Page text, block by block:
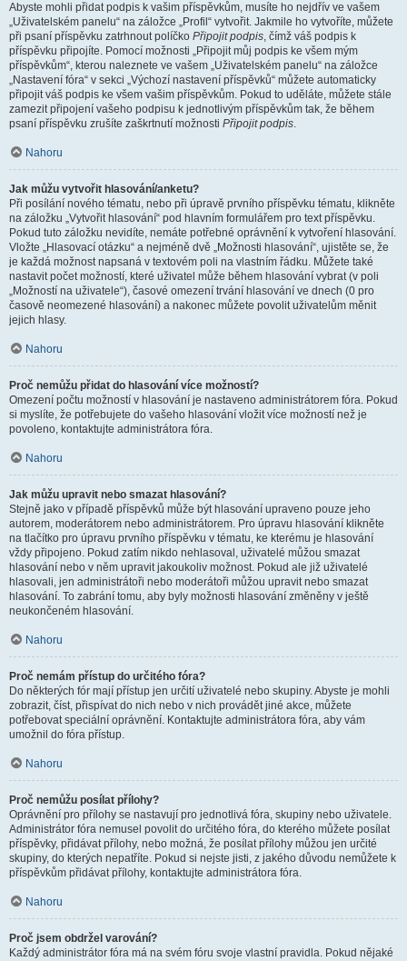
Abyste mohli přidat podpis k vašim příspěvkům, musíte ho nejdřív ve vašem
„Uživatelském panelu“ na záložce „Profil“ vytvořit. Jakmile ho vytvoříte, můžete
při psaní příspěvku zatrhnout políčko Připojit podpis, čímž váš podpis k
příspěvku připojíte. Pomocí možnosti „Připojit můj podpis ke všem mým
příspěvkům“, kterou naleznete ve vašem „Uživatelském panelu“ na záložce
„Nastavení fóra“ v sekci „Výchozí nastavení příspěvků“ můžete automaticky
připojit váš podpis ke všem vašim příspěvkům. Pokud to uděláte, můžete stále
zamezit připojení vašeho podpisu k jednotlivým příspěvkům tak, že během
psaní příspěvku zrušíte zaškrtnutí možnosti Připojit podpis.
Nahoru
Jak můžu vytvořit hlasování/anketu?
Při posílání nového tématu, nebo při úpravě prvního příspěvku tématu, klikněte
na záložku „Vytvořit hlasování“ pod hlavním formulářem pro text příspěvku.
Pokud tuto záložku nevidíte, nemáte potřebné oprávnění k vytvoření hlasování.
Vložte „Hlasovací otázku“ a nejméně dvě „Možnosti hlasování“, ujistěte se, že
je každá možnost napsaná v textovém poli na vlastním řádku. Můžete také
nastavit počet možností, které uživatel může během hlasování vybrat (v poli
„Možností na uživatele“), časové omezení trvání hlasování ve dnech (0 pro
časově neomezené hlasování) a nakonec můžete povolit uživatelům měnit
jejich hlasy.
Nahoru
Proč nemůžu přidat do hlasování více možností?
Omezení počtu možností v hlasování je nastaveno administrátorem fóra. Pokud
si myslíte, že potřebujete do vašeho hlasování vložit více možností než je
povoleno, kontaktujte administrátora fóra.
Nahoru
Jak můžu upravit nebo smazat hlasování?
Stejně jako v případě příspěvků může být hlasování upraveno pouze jeho
autorem, moderátorem nebo administrátorem. Pro úpravu hlasování klikněte
na tlačítko pro úpravu prvního příspěvku v tématu, ke kterému je hlasování
vždy připojeno. Pokud zatím nikdo nehlasoval, uživatelé můžou smazat
hlasování nebo v něm upravit jakoukoliv možnost. Pokud ale již uživatelé
hlasovali, jen administrátoři nebo moderátoři můžou upravit nebo smazat
hlasování. To zabrání tomu, aby byly možnosti hlasování změněny v ještě
neukončeném hlasování.
Nahoru
Proč nemám přístup do určitého fóra?
Do některých fór mají přístup jen určití uživatelé nebo skupiny. Abyste je mohli
zobrazit, číst, přispívat do nich nebo v nich provádět jiné akce, můžete
potřebovat speciální oprávnění. Kontaktujte administrátora fóra, aby vám
umožnil do fóra přístup.
Nahoru
Proč nemůžu posílat přílohy?
Oprávnění pro přílohy se nastavují pro jednotlivá fóra, skupiny nebo uživatele.
Administrátor fóra nemusel povolit do určitého fóra, do kterého můžete posílat
příspěvky, přidávat přílohy, nebo možná, že posílat přílohy můžou jen určité
skupiny, do kterých nepatříte. Pokud si nejste jisti, z jakého důvodu nemůžete k
příspěvkům přidávat přílohy, kontaktujte administrátora fóra.
Nahoru
Proč jsem obdržel varování?
Každý administrátor fóra má na svém fóru svoje vlastní pravidla. Pokud nějaké